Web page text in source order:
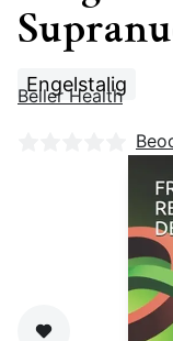
Engelstalig
Beller Health
Nog geen
Zet op verlanglijst